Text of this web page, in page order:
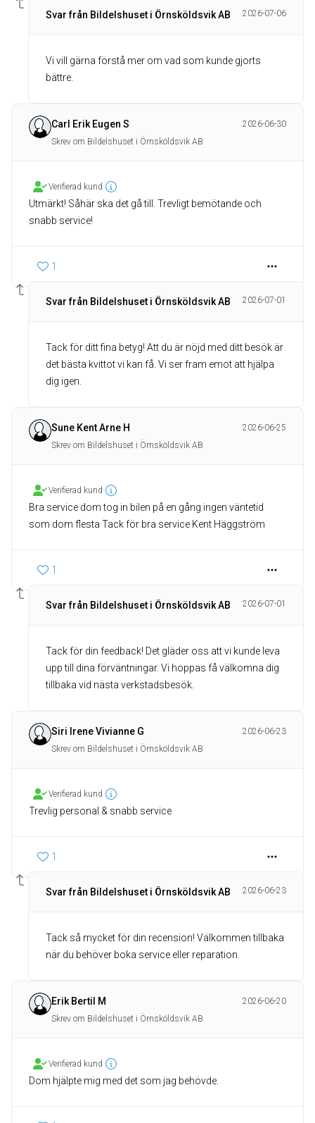
Svar från Bildelshuset i Örnsköldsvik AB 2026-07-06
Vi vill gärna förstå mer om vad som kunde gjorts
bättre.
Carl Erik Eugen S
2026-06-30
Skrev om Bildelshuset i Örnsköldsvik AB
Verifierad kund
Utmärkt! Såhär ska det gå till. Trevligt bemötande och
snabb service!
1
Svar från Bildelshuset i Örnsköldsvik AB 2026-07-01
Tack för ditt fina betyg! Att du är nöjd med ditt besök är
det bästa kvittot vi kan få. Vi ser fram emot att hjälpa
dig igen.
Sune Kent Arne H
2026-06-25
Skrev om Bildelshuset i Örnsköldsvik AB
Verifierad kund
Bra service dom tog in bilen på en gång ingen väntetid
som dom flesta Tack för bra service Kent Häggström
1
Svar från Bildelshuset i Örnsköldsvik AB 2026-07-01
Tack för din feedback! Det gläder oss att vi kunde leva
upp till dina förväntningar. Vi hoppas få välkomna dig
tillbaka vid nästa verkstadsbesök.
Siri Irene Vivianne G
2026-06-23
Skrev om Bildelshuset i Örnsköldsvik AB
Verifierad kund
Trevlig personal & snabb service
1
Svar från Bildelshuset i Örnsköldsvik AB 2026-06-23
Tack så mycket för din recension! Välkommen tillbaka
när du behöver boka service eller reparation.
Erik Bertil M
2026-06-20
Skrev om Bildelshuset i Örnsköldsvik AB
Verifierad kund
Dom hjälpte mig med det som jag behövde.